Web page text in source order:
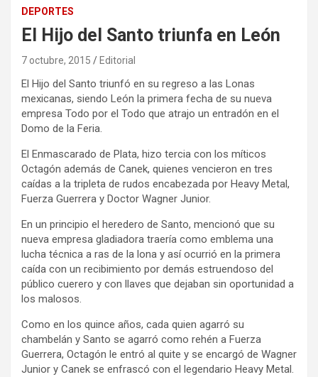
DEPORTES
El Hijo del Santo triunfa en León
7 octubre, 2015 Editorial
El Hijo del Santo triunfó en su regreso a las Lonas
mexicanas, siendo León la primera fecha de su nueva
empresa Todo por el Todo que atrajo un entradón en el
Domo de la Feria.
El Enmascarado de Plata, hizo tercia con los míticos
Octagón además de Canek, quienes vencieron en tres
caídas a la tripleta de rudos encabezada por Heavy Metal,
Fuerza Guerrera y Doctor Wagner Junior.
En un principio el heredero de Santo, mencionó que su
nueva empresa gladiadora traería como emblema una
lucha técnica a ras de la lona y así ocurrió en la primera
caída con un recibimiento por demás estruendoso del
público cuerero y con llaves que dejaban sin oportunidad a
los malosos.
Como en los quince años, cada quien agarró su
chambelán y Santo se agarró como rehén a Fuerza
Guerrera, Octagón le entró al quite y se encargó de Wagner
Junior y Canek se enfrascó con el legendario Heavy Metal.